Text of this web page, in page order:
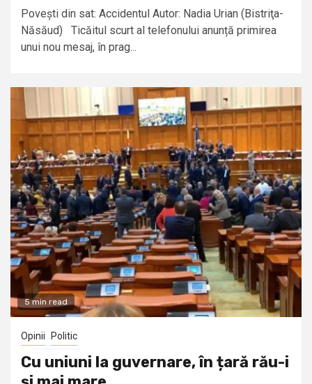
Povești din sat: Accidentul Autor: Nadia Urian (Bistriţa-
Năsăud) Ticăitul scurt al telefonului anunță primirea
unui nou mesaj, în prag...
5 min read
Opinii Politic
Cu uniuni la guvernare, în țară rău-i